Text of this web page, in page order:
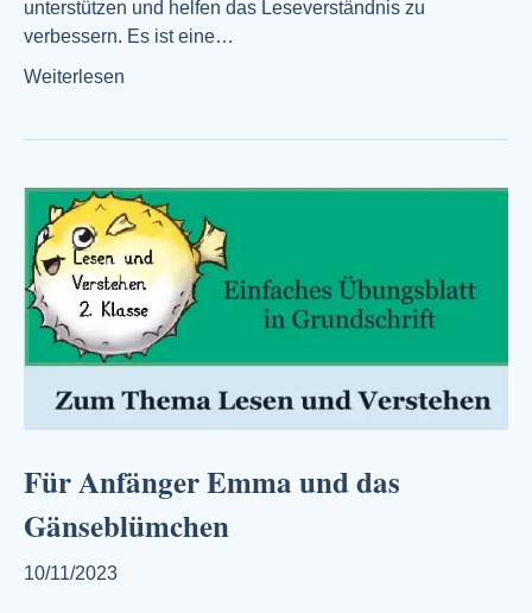
unterstützen und helfen das Leseverständnis zu
verbessern. Es ist eine…
Weiterlesen
Für Anfänger Emma und das
Gänseblümchen
10/11/2023